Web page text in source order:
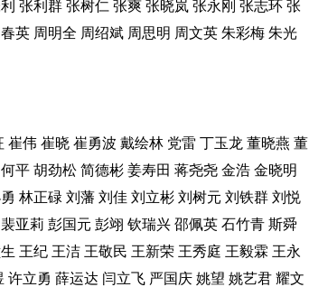
张利群 张树仁 张爽 张晓岚 张永刚 张志环 张
英 周明全 周绍斌 周思明 周文英 朱彩梅 朱光
崔伟 崔晓 崔勇波 戴绘林 党雷 丁玉龙 董晓燕 董
何平 胡劲松 简德彬 姜寿田 蒋尧尧 金浩 金晓明
林正碌 刘藩 刘佳 刘立彬 刘树元 刘铁群 刘悦
裴亚莉 彭国元 彭翊 钦瑞兴 邵佩英 石竹青 斯舜
王纪 王洁 王敬民 王新荣 王秀庭 王毅霖 王永
许立勇 薛运达 闫立飞 严国庆 姚望 姚艺君 耀文